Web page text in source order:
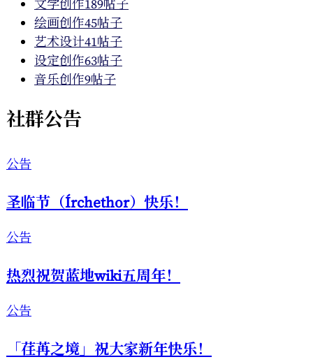
文学创作189帖子
绘画创作45帖子
艺术设计41帖子
设定创作63帖子
音乐创作9帖子
社群公告
公告
圣临节（Írchethor）快乐！
公告
热烈祝贺蓝地wiki五周年！
公告
「荏苒之境」祝大家新年快乐！